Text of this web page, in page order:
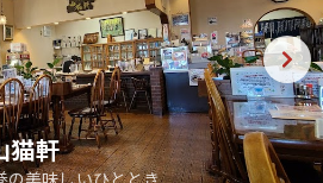
猫軒
の美味しいひととき